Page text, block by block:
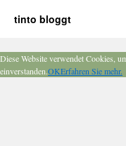
tinto bloggt
Diese Website verwendet Cookies,
einverstanden.OKErfahren Sie mehr.